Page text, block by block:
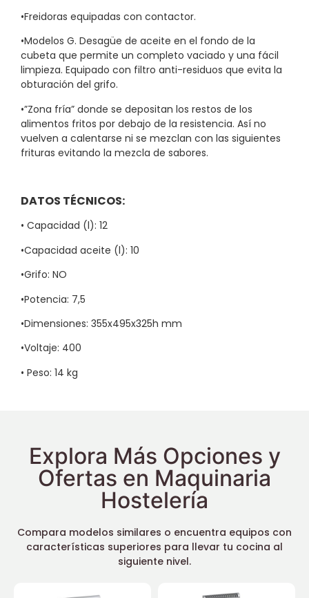
•Freidoras equipadas con contactor.
•Modelos G. Desagüe de aceite en el fondo de la
cubeta que permite un completo vaciado y una fácil
limpieza. Equipado con filtro anti-residuos que evita la
obturación del grifo.
•”Zona fría” donde se depositan los restos de los
alimentos fritos por debajo de la resistencia. Así no
vuelven a calentarse ni se mezclan con las siguientes
frituras evitando la mezcla de sabores.
DATOS TÉCNICOS:
• Capacidad (l): 12
•Capacidad aceite (l): 10
•Grifo: NO
•Potencia: 7,5
•Dimensiones: 355x495x325h mm
•Voltaje: 400
• Peso: 14 kg
Explora Más Opciones y
Ofertas en Maquinaria
Hostelería
Compara modelos similares o encuentra equipos con
características superiores para llevar tu cocina al
siguiente nivel.